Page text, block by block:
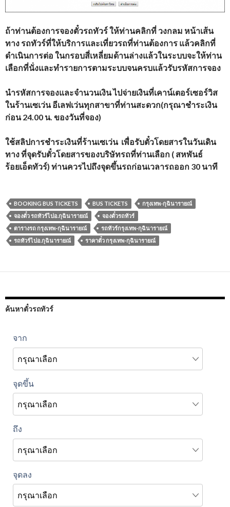
ถ้าท่านต้องการจองตั๋วรถทัวร์ ให้ท่านคลิกที่วงกลม หน้าเส้น
ทาง รถทัวร์ที่ให้บริการและเที่ยวรถที่ท่านต้องการ แล้วคลิกที่
ดำเนินการต่อ ในกรอบสี่เหลี่ยมด้านล่างแล้วในระบบจะให้ท่าน
เลือกที่นั่งและทำรายการตามระบบจนครบแล้วรับรหัสการจอง
นำรหัสการจองและจำนวนเงินไปจ่ายเงินที่เคาน์เตอร์เซอร์วิส
ในร้านเซเว่น อีเลฟเว่นทุกสาขาที่ท่านสะดวก(กรุณาชำระเงิน
ก่อน24.00 น. ของวันที่จอง)
ใช้สลิปการชำระเงินที่ร้านเซเว่น เพื่อรับตั๋วโดยสารในวันเดิน
ทางที่จุดรับตั๋วโดยสารของบริษัทรถที่ท่านเลือก ( สหพันธ์
ร้อยเอ็ดทัวร์) ท่านควรไปถึงจุดขึ้นรถก่อนเวลารถออก 30 นาที
BOOKING BUS TICKETS BUS TICKETS
กรุงเทพ-กุฉินารายณ์
จองตั๋ว รถทัวร์ไปอ.กุฉินารายณ์
จองตั๋วรถทัวร์
ตารางรถ กรุงเทพ-กุฉินารายณ์
รถทัวร์กรุงเทพ-กุฉินารายณ์
รถทัวร์ไปอ.กุฉินารายณ์
ราคาตั๋ว กรุงเทพ-กุฉินารายณ์
ค้นหาตั๋วรถทัวร์